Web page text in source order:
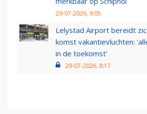
29-07-2026, 9:05
Lelystad Airport bereidt
komst vakantievluchten:
in de toekomst'
29-07-2026, 8:17